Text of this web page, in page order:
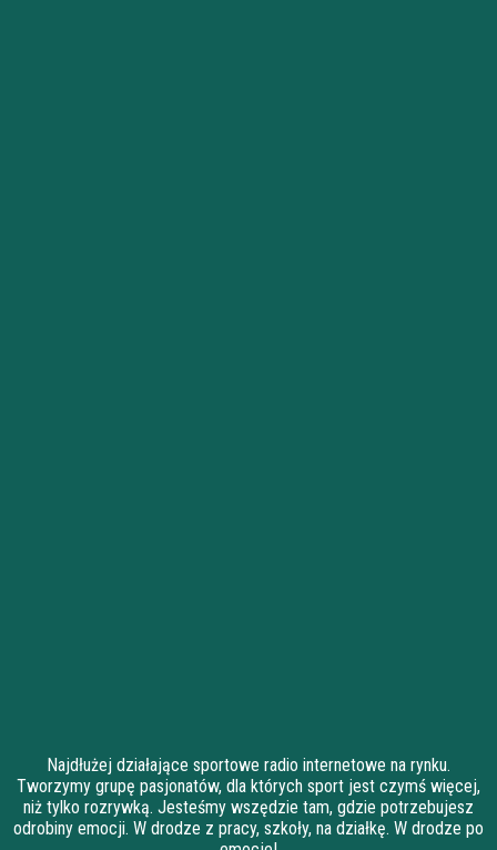
Najdłużej działające sportowe radio internetowe na rynku.
Tworzymy grupę pasjonatów, dla których sport jest czymś więcej,
niż tylko rozrywką. Jesteśmy wszędzie tam, gdzie potrzebujesz
odrobiny emocji. W drodze z pracy, szkoły, na działkę. W drodze po